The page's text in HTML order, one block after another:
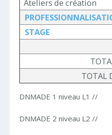
Ateliers de création
STAGE
TOTAL
DNMADE 1 niveau L1 //
DNMADE 2 niveau L2 //